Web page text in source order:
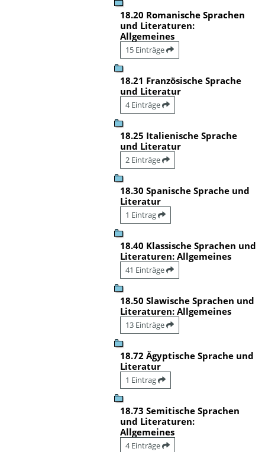
18.20 Romanische Sprachen
und Literaturen:
Allgemeines
15 Einträge
18.21 Französische Sprache
und Literatur
4 Einträge
18.25 Italienische Sprache
und Literatur
2 Einträge
18.30 Spanische Sprache und
Literatur
1 Eintrag
18.40 Klassische Sprachen und
Literaturen: Allgemeines
41 Einträge
18.50 Slawische Sprachen und
Literaturen: Allgemeines
13 Einträge
18.72 Ägyptische Sprache und
Literatur
1 Eintrag
18.73 Semitische Sprachen
und Literaturen:
Allgemeines
4 Einträge